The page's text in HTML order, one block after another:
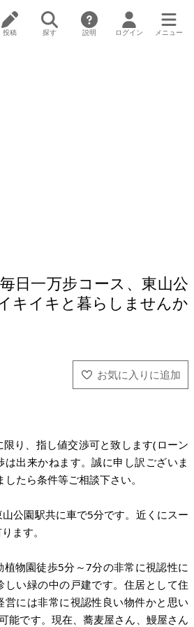
投稿 探す 説明 ログイン メニュー
日一万步コース、東山公
キイキと暮らしませんか
り、指し値交渉可と致します(ローン
は出来かねます。誠に申し訳ございま
たら条件等ご相談下さい。
公園駅共に車で5分です。近くにスー
ます。
物園徒歩5分～7分の非常に視認性に
しい緑の中の戸建です。住居として住
営には非常に視認性良い物件かと思い
能です。現在、蕎麦屋さん、鰻屋さん